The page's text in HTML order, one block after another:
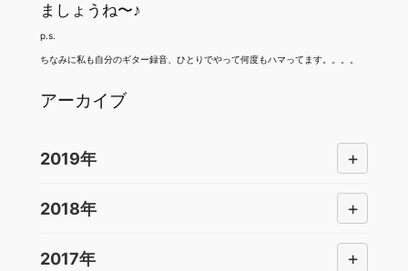
ましょうね〜♪
p.s.
ちなみに私も自分のギター録音、ひとりでやって何度もハマってます。。。。
アーカイブ
2019年 +
2018年 +
2017年 +